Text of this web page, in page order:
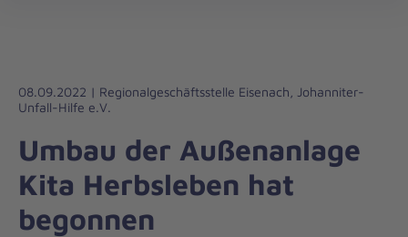
Liebe
zum
08.09.2022 | Regionalgeschäftsstelle Eisenach, Johanniter-
Unfall-Hilfe e.V.
Umbau der Außenanlage
Kita Herbsleben hat
begonnen